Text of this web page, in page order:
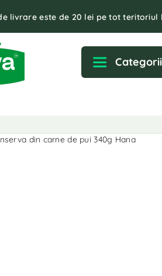
livrare este de 20 lei pe tot teritoriul
Categorii